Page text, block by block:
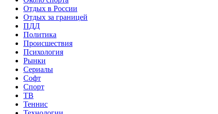
Отдых в России
Отдых за границей
ПДД
Политика
Происшествия
Психология
Рынки
Сериалы
Софт
Спорт
ТВ
Теннис